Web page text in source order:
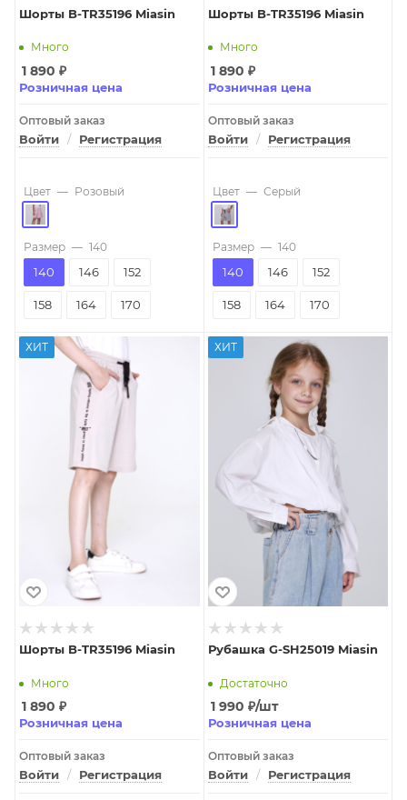
Шорты B-TR35196 Miasin
Много
1 890 ₽
Розничная цена
Оптовый заказ
Войти / Регистрация
Цвет — Розовый
Размер — 140
140 146 152
158 164 170
Шорты B-TR35196 Miasin
Много
1 890 ₽
Розничная цена
Оптовый заказ
Войти / Регистрация
Цвет — Серый
Размер — 140
140 146 152
158 164 170
ХИТ
Шорты B-TR35196 Miasin
Много
1 890 ₽
Розничная цена
Оптовый заказ
Войти / Регистрация
ХИТ
Рубашка G-SH25019 Miasin
Достаточно
1 990 ₽/шт
Розничная цена
Оптовый заказ
Войти / Регистрация